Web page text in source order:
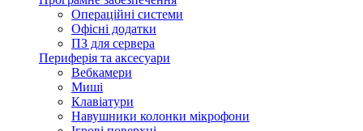
Операційні системи
Офісні додатки
ПЗ для сервера
Периферія та аксесуари
Вебкамери
Миші
Клавіатури
Навушники колонки мікрофони